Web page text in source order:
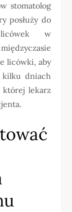
stomatolog
posłuży do
licówek w
licówki, aby
kilku dniach
której lekarz